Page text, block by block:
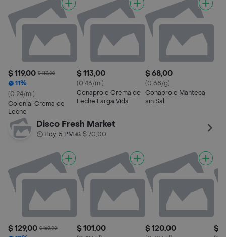
$ 119,00 $ 133,00
11%
(0.24/ml)
Colonial Crema de
Leche
$ 113,00
(0.46/ml)
Conaprole Crema de
Leche Larga Vida
$ 68,00
(0.68/g)
Conaprole Manteca
sin Sal
Disco Fresh Market
Hoy, 5 PM• $ 70,00
$ 129,00 $ 160,00 $ 101,00 $ 120,00 $